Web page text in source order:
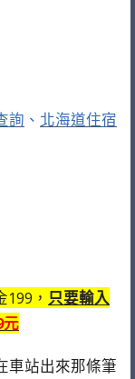
詢 、 北海道住宿
， 只要輸入
元
車站出來那條筆